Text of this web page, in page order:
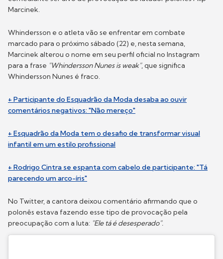
Marcinek.
Whindersson e o atleta vão se enfrentar em combate
marcado para o próximo sábado (22) e, nesta semana,
Marcinek alterou o nome em seu perfil oficial no Instagram
para a frase "Whindersson Nunes is weak", que significa
Whindersson Nunes é fraco.
+ Participante do Esquadrão da Moda desaba ao ouvir
comentários negativos: "Não mereço"
+ Esquadrão da Moda tem o desafio de transformar visual
infantil em um estilo profissional
+ Rodrigo Cintra se espanta com cabelo de participante: "Tá
parecendo um arco-íris"
No Twitter, a cantora deixou comentário afirmando que o
polonês estava fazendo esse tipo de provocação pela
preocupação com a luta: "Ele tá é desesperado".